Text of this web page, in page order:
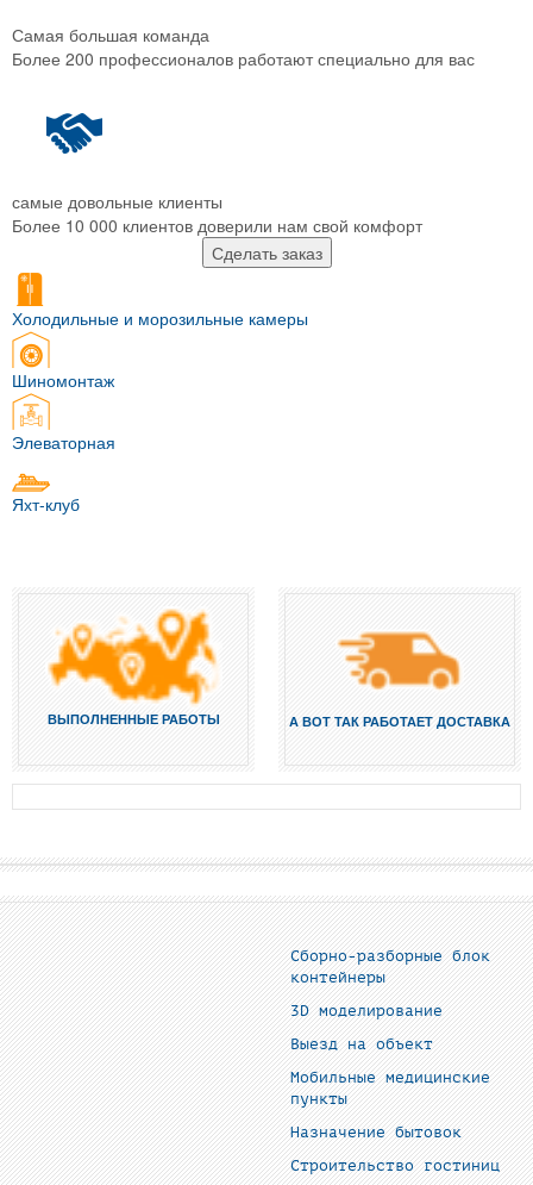
Самая большая команда
Более 200 профессионалов работают специально для вас
самые довольные клиенты
Более 10 000 клиентов доверили нам свой комфорт
Сделать заказ
Холодильные и морозильные камеры
Шиномонтаж
Элеваторная
Яхт-клуб
ВЫПОЛНЕННЫЕ РАБОТЫ А ВОТ ТАК РАБОТАЕТ ДОСТАВКА
Сборно-разборные блок
контейнеры
3D моделирование
Выезд на объект
Мобильные медицинские
пункты
Назначение бытовок
Строительство гостиниц